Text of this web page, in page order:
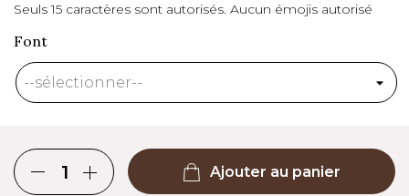
Seuls 15 caractères sont autorisés. Aucun émojis autorisé
Font
Ajouter au panier